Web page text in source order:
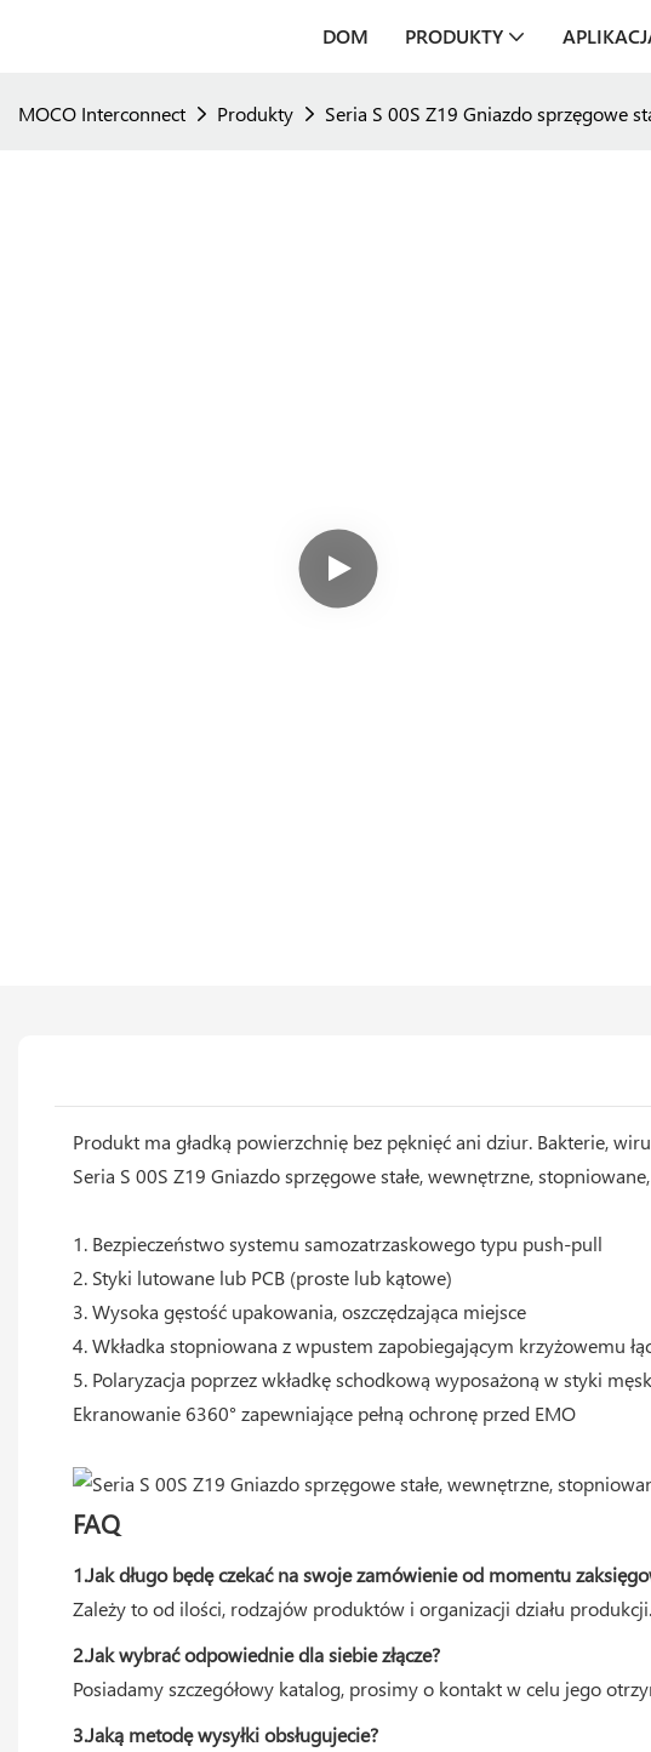
DOM PRODUKTY
MOCO Interconnect Produkty Seria S 00S Z19 Gniazdo sprzęgowe
Produkt ma gładką powierzchnię bez pęknięć ani dziur. Bakterie,
Seria S 00S Z19 Gniazdo sprzęgowe stałe, wewnętrzne,
1. Bezpieczeństwo systemu samozatrzaskowego typu push-pull
2. Styki lutowane lub PCB (proste lub kątowe)
3. Wysoka gęstość upakowania, oszczędzająca miejsce
4. Wkładka stopniowana z wpustem zapobiegającym krzyżowemu
5. Polaryzacja poprzez wkładkę schodkową wyposażoną w styki
Ekranowanie 6360° zapewniające pełną ochronę przed EMO
FAQ
1.Jak długo będę czekać na swoje zamówienie od momentu
Zależy to od ilości, rodzajów produktów i organizacji działu
2.Jak wybrać odpowiednie dla siebie złącze?
Posiadamy szczegółowy katalog, prosimy o kontakt w celu jego
3.Jaką metodę wysyłki obsługujecie?